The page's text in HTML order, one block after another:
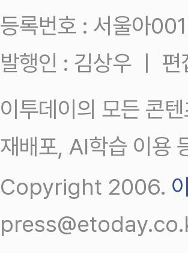
등록번호 : 서울아
발행인 : 김상우 ㅣ
이투데이의 모든 콘
재배포, AI학습 이용
Copyright 2006.